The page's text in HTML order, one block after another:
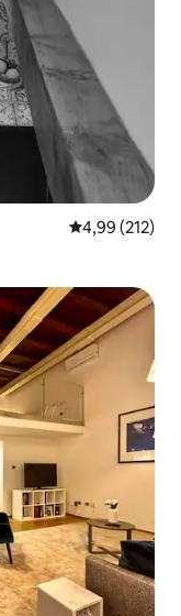
Keskmine
4,99 (212)